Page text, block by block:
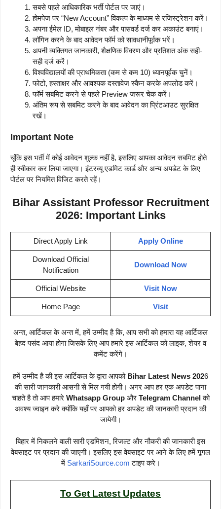
सबसे पहले आधिकारिक भर्ती पोर्टल पर जाएं।
होमपेज पर “New Account” विकल्प के माध्यम से रजिस्ट्रेशन करें।
अपना ईमेल ID, मोबाइल नंबर और पासवर्ड दर्ज कर अकाउंट बनाएं।
लॉगिन करने के बाद आवेदन फॉर्म को सावधानीपूर्वक भरें।
अपनी व्यक्तिगत जानकारी, शैक्षणिक विवरण और प्रतिशत अंक सही-
सही दर्ज करें।
विश्वविद्यालयों की प्राथमिकता (कम से कम 10) ध्यानपूर्वक चुनें।
फोटो, हस्ताक्षर और आवश्यक दस्तावेज स्कैन करके अपलोड करें।
फॉर्म सबमिट करने से पहले Preview जरूर चेक करें।
अंतिम रूप से सबमिट करने के बाद आवेदन का प्रिंटआउट सुरक्षित
रखें।
Important Note
चूंकि इस भर्ती में कोई आवेदन शुल्क नहीं है, इसलिए आपका आवेदन सबमिट होते
ही स्वीकार कर लिया जाएगा। इंटरव्यू एडमिट कार्ड और अन्य अपडेट के लिए
पोर्टल पर नियमित विजिट करते रहें।
Bihar Assistant Professor Recruitment
2026: Important Links
Direct Apply Link Apply Online
Download Official
Notification
Download Now
Official Website Visit Now
Home Page Visit
अन्त, आर्टिकल के अन्त में, हमें उम्मीद है कि, आप सभी को हमारा यह आर्टिकल
बेहद पसंद आया होगा जिसके लिए आप हमारे इस आर्टिकल को लाइक, शेयर व
कमेंट करेंगे।
हमें उम्मीद है की इस आर्टिकल के द्वारा आपको Bihar Latest News 2026
की सारी जानकारी आसनी से मिल गयी होगी। अगर आप हर एक अपडेट पाना
चाहते है तो आप हमारे Whatsapp Groupऔर Telegram Channelको
अवश्य ज्वाइन करे क्योंकि यहाँ पर आपको हर अपडेट की जानकारी प्रदान की
जायेगी।
बिहार में निकलने वाली सारी एडमिशन, रिजल्ट और नौकरी की जानकारी इस
वेबसाइट पर प्रदान की जाएगी। इसलिए इस वेबसाइट पर आने के लिए हमें गूगल
में SarkariSource.com टाइप करे।
To Get Latest Updates